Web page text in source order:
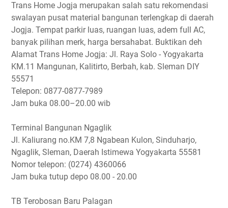
Trans Home Jogja merupakan salah satu rekomendasi
swalayan pusat material bangunan terlengkap di daerah
Jogja. Tempat parkir luas, ruangan luas, adem full AC,
banyak pilihan merk, harga bersahabat. Buktikan deh
Alamat Trans Home Jogja: Jl. Raya Solo - Yogyakarta
KM.11 Mangunan, Kalitirto, Berbah, kab. Sleman DIY
55571
Telepon: 0877-0877-7989
Jam buka 08.00–20.00 wib
Terminal Bangunan Ngaglik
Jl. Kaliurang no.KM 7,8 Ngabean Kulon, Sinduharjo,
Ngaglik, Sleman, Daerah Istimewa Yogyakarta 55581
Nomor telepon: (0274) 4360066
Jam buka tutup depo 08.00 - 20.00
TB Terobosan Baru Palagan